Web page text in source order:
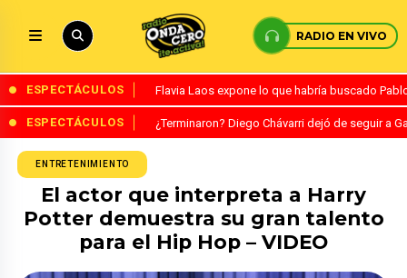
RADIO EN VIVO
ESPECTÁCULOS Flavia Laos expone lo que habría buscado
ESPECTÁCULOS ¿Terminaron? Diego Chávarri dejó de seguir a
ENTRETENIMIENTO
El actor que interpreta a Harry
Potter demuestra su gran talento
para el Hip Hop – VIDEO